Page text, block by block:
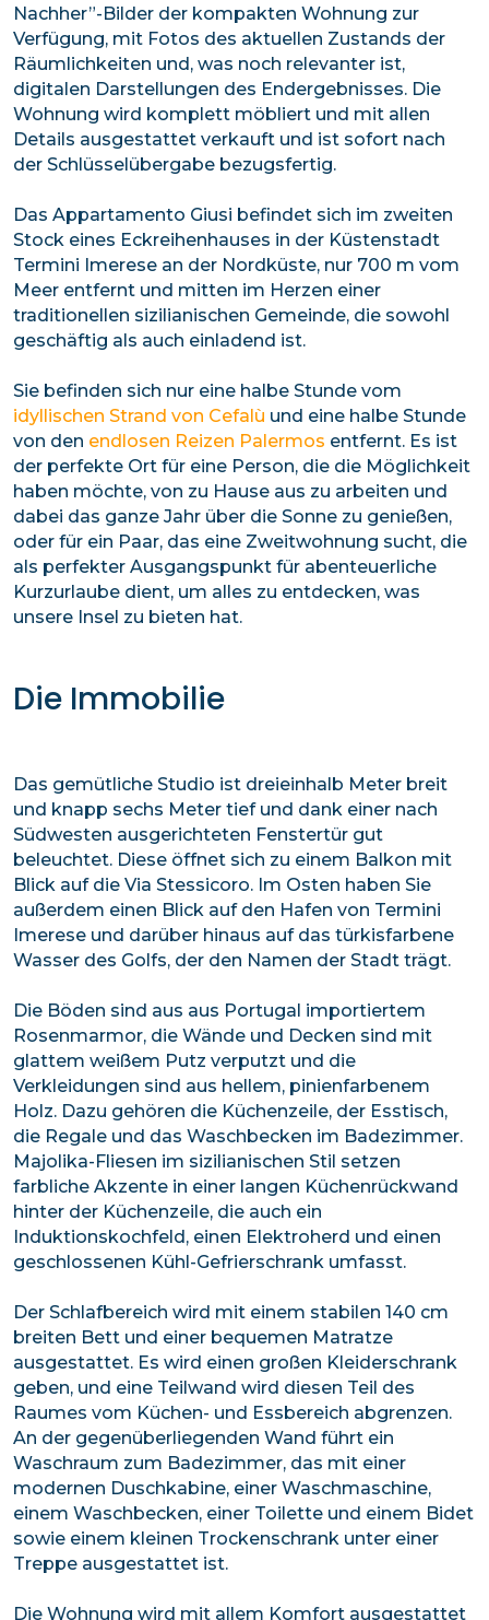
Nachher”-Bilder der kompakten Wohnung zur
Verfügung, mit Fotos des aktuellen Zustands der
Räumlichkeiten und, was noch relevanter ist,
digitalen Darstellungen des Endergebnisses. Die
Wohnung wird komplett möbliert und mit allen
Details ausgestattet verkauft und ist sofort nach
der Schlüsselübergabe bezugsfertig.
Das Appartamento Giusi befindet sich im zweiten
Stock eines Eckreihenhauses in der Küstenstadt
Termini Imerese an der Nordküste, nur 700 m vom
Meer entfernt und mitten im Herzen einer
traditionellen sizilianischen Gemeinde, die sowohl
geschäftig als auch einladend ist.
Sie befinden sich nur eine halbe Stunde vom
idyllischen Strand von Cefalù und eine halbe Stunde
von den endlosen Reizen Palermos entfernt. Es ist
der perfekte Ort für eine Person, die die Möglichkeit
haben möchte, von zu Hause aus zu arbeiten und
dabei das ganze Jahr über die Sonne zu genießen,
oder für ein Paar, das eine Zweitwohnung sucht, die
als perfekter Ausgangspunkt für abenteuerliche
Kurzurlaube dient, um alles zu entdecken, was
unsere Insel zu bieten hat.
Die Immobilie
Das gemütliche Studio ist dreieinhalb Meter breit
und knapp sechs Meter tief und dank einer nach
Südwesten ausgerichteten Fenstertür gut
beleuchtet. Diese öffnet sich zu einem Balkon mit
Blick auf die Via Stessicoro. Im Osten haben Sie
außerdem einen Blick auf den Hafen von Termini
Imerese und darüber hinaus auf das türkisfarbene
Wasser des Golfs, der den Namen der Stadt trägt.
Die Böden sind aus aus Portugal importiertem
Rosenmarmor, die Wände und Decken sind mit
glattem weißem Putz verputzt und die
Verkleidungen sind aus hellem, pinienfarbenem
Holz. Dazu gehören die Küchenzeile, der Esstisch,
die Regale und das Waschbecken im Badezimmer.
Majolika-Fliesen im sizilianischen Stil setzen
farbliche Akzente in einer langen Küchenrückwand
hinter der Küchenzeile, die auch ein
Induktionskochfeld, einen Elektroherd und einen
geschlossenen Kühl-Gefrierschrank umfasst.
Der Schlafbereich wird mit einem stabilen 140 cm
breiten Bett und einer bequemen Matratze
ausgestattet. Es wird einen großen Kleiderschrank
geben, und eine Teilwand wird diesen Teil des
Raumes vom Küchen- und Essbereich abgrenzen.
An der gegenüberliegenden Wand führt ein
Waschraum zum Badezimmer, das mit einer
modernen Duschkabine, einer Waschmaschine,
einem Waschbecken, einer Toilette und einem Bidet
sowie einem kleinen Trockenschrank unter einer
Treppe ausgestattet ist.
Die Wohnung wird mit allem Komfort ausgestattet